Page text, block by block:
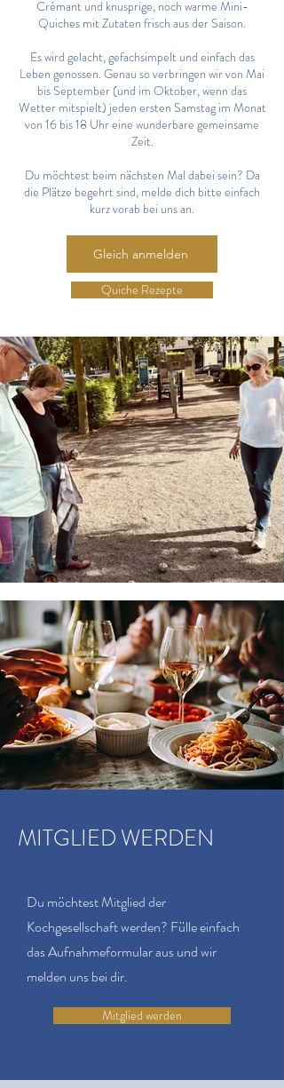
Crémant und knusprige, noch warme Mini-
Quiches mit Zutaten frisch aus der Saison.
Es wird gelacht, gefachsimpelt und einfach das
Leben genossen. Genau so verbringen wir von Mai
bis September (und im Oktober, wenn das
Wetter mitspielt) jeden ersten Samstag im Monat
von 16 bis 18 Uhr eine wunderbare gemeinsame
Zeit.
Du möchtest beim nächsten Mal dabei sein? Da
die Plätze begehrt sind, melde dich bitte einfach
kurz vorab bei uns an.
Gleich anmelden
Quiche Rezepte
MITGLIED WERDEN
Du möchtest Mitglied der
Kochgesellschaft werden? Fülle einfach
das Aufnahmeformular aus und wir
melden uns bei dir.
Mitglied werden